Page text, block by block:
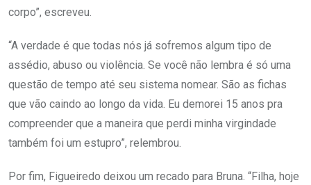
corpo”, escreveu.
“A verdade é que todas nós já sofremos algum tipo de
assédio, abuso ou violência. Se você não lembra é só uma
questão de tempo até seu sistema nomear. São as fichas
que vão caindo ao longo da vida. Eu demorei 15 anos pra
compreender que a maneira que perdi minha virgindade
também foi um estupro”, relembrou.
Por fim, Figueiredo deixou um recado para Bruna. “Filha, hoje